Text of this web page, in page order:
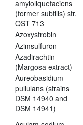
amyloliquefaciens
(former subtilis) str.
QST 713
Azoxystrobin
Azimsulfuron
Azadirachtin
(Margosa extract)
Aureobasidium
pullulans (strains
DSM 14940 and
DSM 14941)